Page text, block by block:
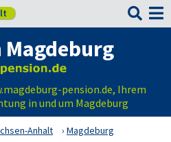

Magdeburg
pension.de, Ihrem
in und um Magdeburg
Anhalt
Magdeburg